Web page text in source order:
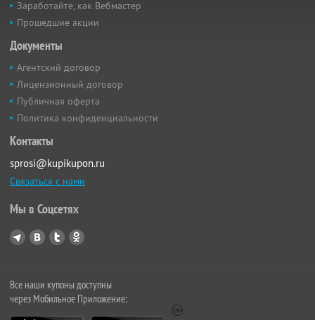
Заработайте, как Вебмастер
Прошедшие акции
Документы
Агентский договор
Лицензионный договор
Публичная оферта
Политика конфиденциальности
Контакты
sprosi@kupikupon.ru
Связаться с нами
Мы в Соцсетях
Все наши купоны доступны
через Мобильное Приложение: